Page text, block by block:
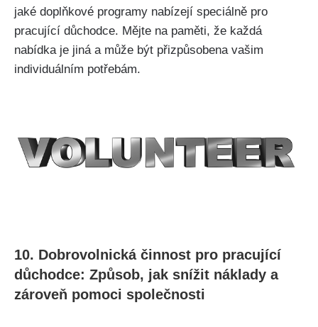
jaké doplňkové programy nabízejí speciálně pro
pracující důchodce. Mějte na paměti, že každá
nabídka je jiná a může být přizpůsobena vašim
individuálním potřebám.
10. Dobrovolnická činnost pro pracující
důchodce: Způsob, jak snížit náklady a
zároveň pomoci společnosti